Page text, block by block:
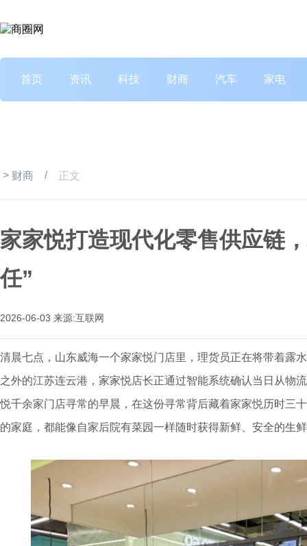
首页 资讯 科技 财商 汽车 家电
> 财商 / 正文
家家悦打造现代化零售供应链
任”
2026-06-03 来源:互联网
清晨七点，山东威海一个家家悦门店里，理货员正在将带着露
之外的江苏连云港，家家悦店长正通过智能系统确认当日从物
悦千余家门店寻常的早晨，在这份寻常背后藏着家家悦历时三
的家庭，都能像自家后院有菜园一样随时获得新鲜、安全的生